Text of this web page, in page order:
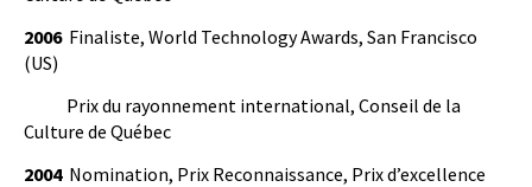
2006 Finaliste, World Technology Awards, San Francisco
(US)
Prix du rayonnement international, Conseil de la
Culture de Québec
2004 Nomination, Prix Reconnaissance, Prix d’excellence